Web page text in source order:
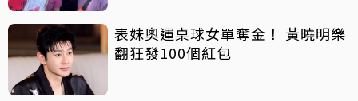
表妹奧運桌球女單奪金！ 黃曉明樂
翻狂發100個紅包